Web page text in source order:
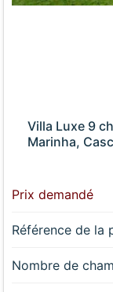
Villa Luxe 9
Marinha,
Prix demandé
Référence de la
Nombre de